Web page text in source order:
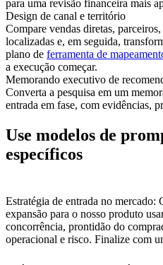
para uma revisão financeira mais
Design de canal e território
Compare vendas diretas,
localizadas e, em seguida,
plano de ferramenta de
a execução começar.
Memorando executivo de
Converta a pesquisa em um
entrada em fase, com evidências,
Use modelos de
específicos
Estratégia de entrada no mercado:
expansão para o nosso produto
concorrência, prontidão do
operacional e risco. Finalize com